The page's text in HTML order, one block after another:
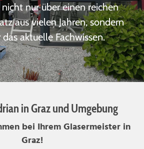
nur über einen reichen
aus vielen Jahren, sondern
aktuelle Fachwissen.
in Graz und Umgebung
bei Ihrem Glasermeister in
Graz!